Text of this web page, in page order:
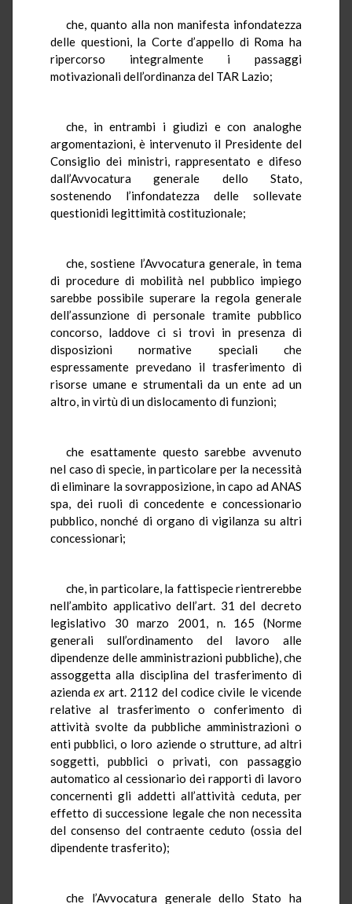
che, quanto alla non manifesta infondatezza
delle questioni, la Corte d’appello di Roma ha
ripercorso integralmente i passaggi
motivazionali dell’ordinanza del TAR Lazio;
che, in entrambi i giudizi e con analoghe
argomentazioni, è intervenuto il Presidente del
Consiglio dei ministri, rappresentato e difeso
dall’Avvocatura generale dello Stato,
sostenendo l’infondatezza delle sollevate
questionidi legittimità costituzionale;
che, sostiene l’Avvocatura generale, in tema
di procedure di mobilità nel pubblico impiego
sarebbe possibile superare la regola generale
dell’assunzione di personale tramite pubblico
concorso, laddove ci si trovi in presenza di
disposizioni normative speciali che
espressamente prevedano il trasferimento di
risorse umane e strumentali da un ente ad un
altro, in virtù di un dislocamento di funzioni;
che esattamente questo sarebbe avvenuto
nel caso di specie, in particolare per la necessità
di eliminare la sovrapposizione, in capo ad ANAS
spa, dei ruoli di concedente e concessionario
pubblico, nonché di organo di vigilanza su altri
concessionari;
che, in particolare, la fattispecie rientrerebbe
nell’ambito applicativo dell’art. 31 del decreto
legislativo 30 marzo 2001, n. 165 (Norme
generali sull’ordinamento del lavoro alle
dipendenze delle amministrazioni pubbliche), che
assoggetta alla disciplina del trasferimento di
aziendaex art. 2112 del codice civile le vicende
relative al trasferimento o conferimento di
attività svolte da pubbliche amministrazioni o
enti pubblici, o loro aziende o strutture, ad altri
soggetti, pubblici o privati, con passaggio
automatico al cessionario dei rapporti di lavoro
concernenti gli addetti all’attività ceduta, per
effetto di successione legale che non necessita
del consenso del contraente ceduto (ossia del
dipendente trasferito);
che l’Avvocatura generale dello Stato ha